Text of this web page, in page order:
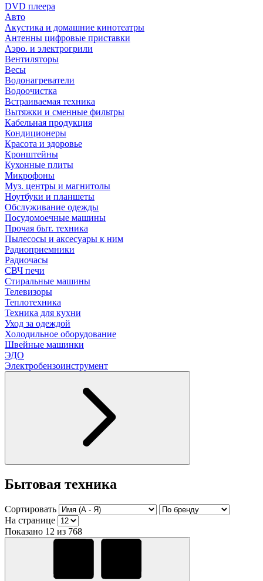
DVD плеера
Авто
Акустика и домашние кинотеатры
Антенны цифровые приставки
Аэро. и электрогрили
Вентиляторы
Весы
Водонагреватели
Водоочистка
Встраиваемая техника
Вытяжки и сменные фильтры
Кабельная продукция
Кондиционеры
Красота и здоровье
Кронштейны
Кухонные плиты
Микрофоны
Муз. центры и магнитолы
Ноутбуки и планшеты
Обслуживание одежды
Посудомоечные машины
Прочая быт. техника
Пылесосы и аксесуары к ним
Радиоприемники
Радиочасы
СВЧ печи
Стиральные машины
Телевизоры
Теплотехника
Техника для кухни
Уход за одеждой
Холодильное оборудование
Швейные машинки
ЭДО
Электробензоинструмент
Бытовая техника
Сортировать
На странице
Показано 12 из 768